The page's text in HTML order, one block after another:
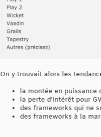
On y trouvait alors les
la montée en puissance
la perte d'intérêt pour
des frameworks qui ne
des frameworks à la